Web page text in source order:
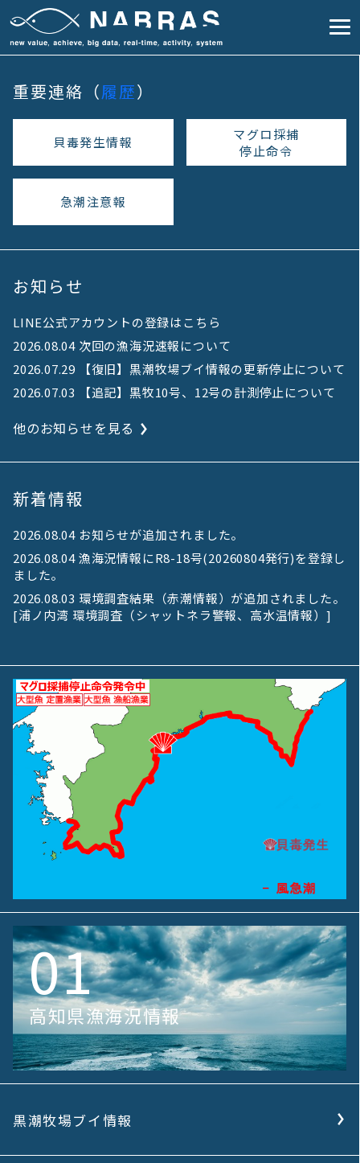
重要連絡（履歴）
貝毒発生情報
マグロ採捕
停止命令
急潮注意報
お知らせ
LINE公式アカウントの登録はこちら
2026.08.04 次回の漁海況速報について
2026.07.29 【復旧】黒潮牧場ブイ情報の更新停止について
2026.07.03 【追記】黒牧10号、12号の計測停止について
他のお知らせを見る
新着情報
2026.08.04 お知らせが追加されました。
2026.08.04 漁海況情報にR8-18号(20260804発行)を登録し
ました。
2026.08.03 環境調査結果（赤潮情報）が追加されました。
[浦ノ内湾 環境調査（シャットネラ警報、高水温情報） ]
01
高知県漁海況情報
黒潮牧場ブイ情報